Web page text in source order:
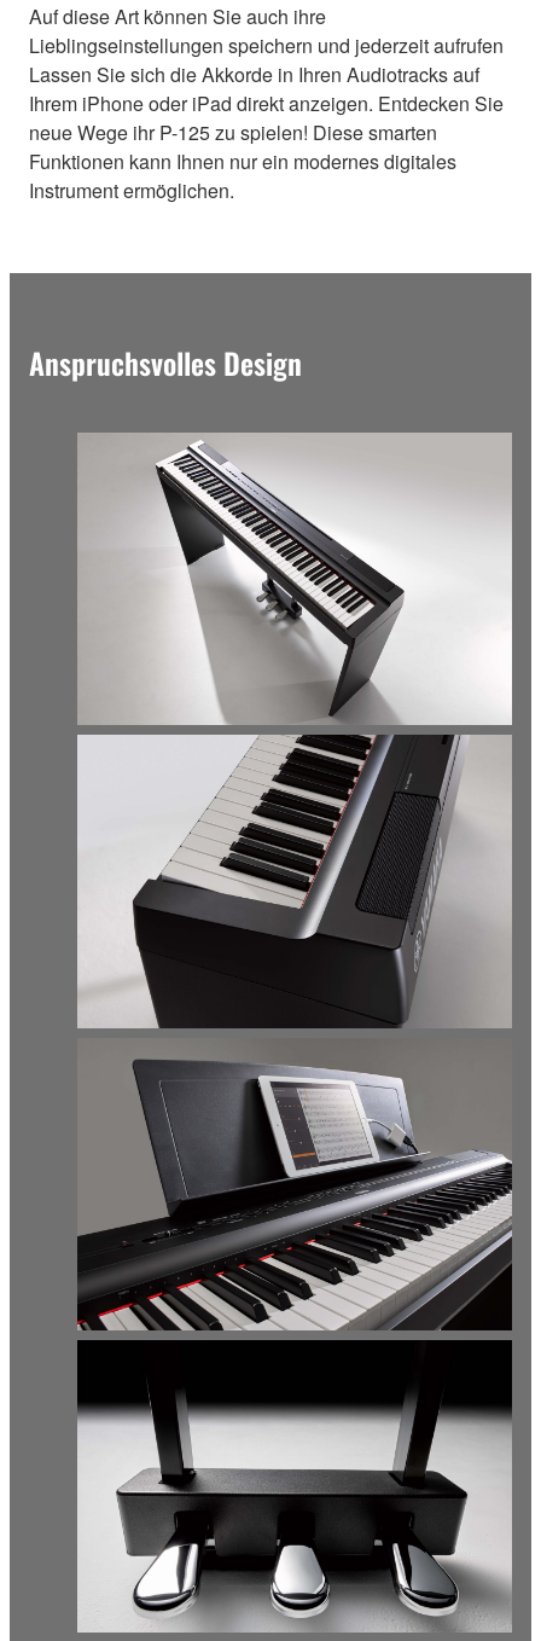
Auf diese Art können Sie auch ihre
Lieblingseinstellungen speichern und jederzeit aufrufen
Lassen Sie sich die Akkorde in Ihren Audiotracks auf
Ihrem iPhone oder iPad direkt anzeigen. Entdecken Sie
neue Wege ihr P-125 zu spielen! Diese smarten
Funktionen kann Ihnen nur ein modernes digitales
Instrument ermöglichen.
Anspruchsvolles Design